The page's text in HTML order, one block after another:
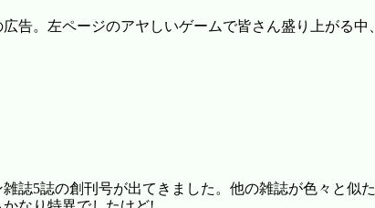
広告。左ページのアヤしいゲームで皆さん盛り上が
誌5誌の創刊号が出てきました。他の雑誌が色々と似